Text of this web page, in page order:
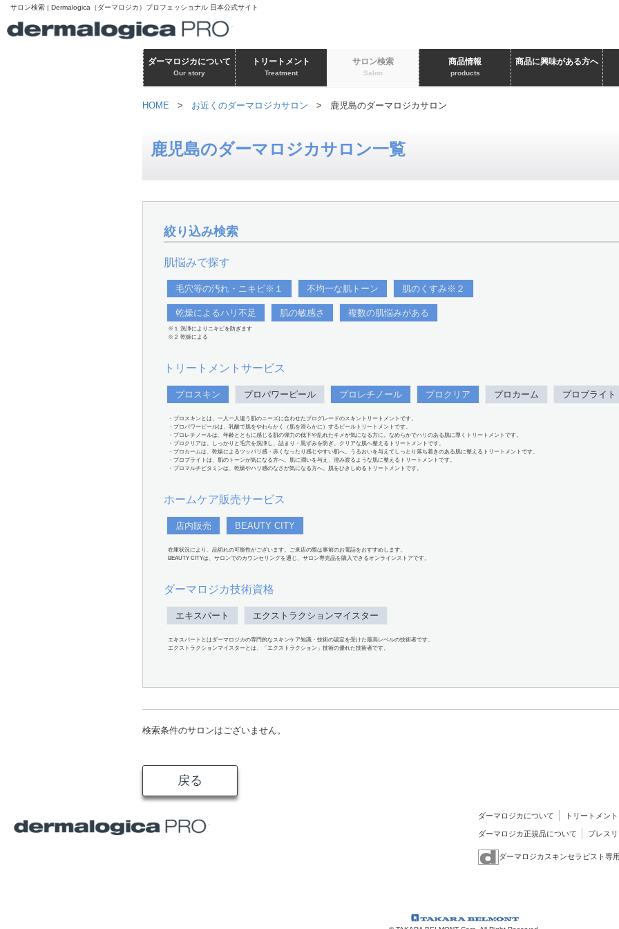
サロン検索 | Dermalogica（ダーマロジカ）プロフェッショナル 日本公式サイト
ダーマロジカについて
Our story
トリートメント
Treatment
サロン検索
Salon
商品情報
products
商品に興味がある方へ
HOME > お近くのダーマロジカサロン > 鹿児島のダーマロジカサロン
鹿児島のダーマロジカサロン一覧
絞り込み検索
肌悩みで探す
毛穴等の汚れ・ニキビ※１ 不均一な肌トーン 肌のくすみ※２
乾燥によるハリ不足 肌の敏感さ 複数の肌悩みがある
※１ 洗浄によりニキビを防ぎます
※２ 乾燥による
トリートメントサービス
プロスキン プロパワーピール プロレチノール プロクリア プロカーム プロブライト
・プロスキンとは、一人一人違う肌のニーズに合わせたプログレードのスキントリートメントです。
・プロパワーピールは、乳酸で肌をやわらかく（肌を滑らかに）するピールトリートメントです。
・プロレチノールは、年齢とともに感じる肌の弾力の低下や乱れたキメが気になる方に。なめらかでハリのある肌に導くトリートメントです。
・プロクリアは、しっかりと毛穴を洗浄し、詰まり・黒ずみを防ぎ、クリアな肌へ整えるトリートメントです。
・プロカームは、乾燥によるツッパリ感・赤くなったり感じやすい肌へ。うるおいを与えてしっとり落ち着きのある肌に整えるトリートメントです。
・プロブライトは、肌のトーンが気になる方へ。肌に潤いを与え、澄み渡るような肌に整えるトリートメントです。
・プロマルチビタミンは、乾燥やハリ感のなさが気になる方へ。肌をひきしめるトリートメントです。
ホームケア販売サービス
店内販売 BEAUTY CITY
在庫状況により、品切れの可能性がございます。ご来店の際は事前のお電話をおすすめします。
BEAUTY CITYは、サロンでのカウンセリングを通じ、サロン専売品を購入できるオンラインストアです。
ダーマロジカ技術資格
エキスパート エクストラクションマイスター
エキスパートとはダーマロジカの専門的なスキンケア知識・技術の認定を受けた最高レベルの技術者です。
エクストラクションマイスターとは、「エクストラクション」技術の優れた技術者です。
検索条件のサロンはございません。
戻る
ダーマロジカについて トリートメント
ダーマロジカ正規品について プレス
ダーマロジカスキンセラピスト専